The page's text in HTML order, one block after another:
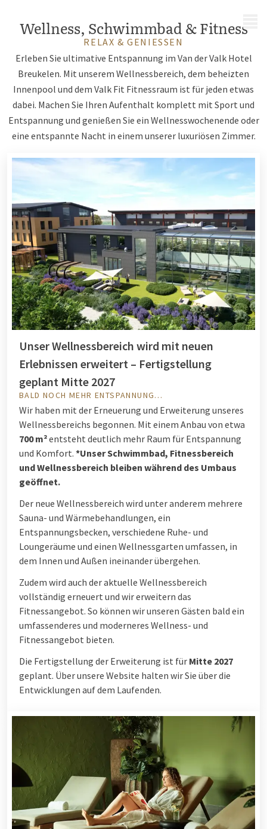
Wellness, Schwimmbad & Fitness
RELAX & GENIESSEN
Erleben Sie ultimative Entspannung im Van der Valk Hotel
Breukelen. Mit unserem Wellnessbereich, dem beheizten
Innenpool und dem Valk Fit Fitnessraum ist für jeden etwas
dabei. Machen Sie Ihren Aufenthalt komplett mit Sport und
Entspannung und genießen Sie ein Wellnesswochenende oder
eine entspannte Nacht in einem unserer luxuriösen Zimmer.
Unser Wellnessbereich wird mit neuen
Erlebnissen erweitert – Fertigstellung
geplant Mitte 2027
BALD NOCH MEHR ENTSPANNUNG…
Wir haben mit der Erneuerung und Erweiterung unseres
Wellnessbereichs begonnen. Mit einem Anbau von etwa
700 m²entsteht deutlich mehr Raum für Entspannung
und Komfort. *Unser Schwimmbad, Fitnessbereich
und Wellnessbereich bleiben während des Umbaus
geöffnet.
Der neue Wellnessbereich wird unter anderem mehrere
Sauna- und Wärmebehandlungen, ein
Entspannungsbecken, verschiedene Ruhe- und
Loungeräume und einen Wellnessgarten umfassen, in
dem Innen und Außen ineinander übergehen.
Zudem wird auch der aktuelle Wellnessbereich
vollständig erneuert und wir erweitern das
Fitnessangebot. So können wir unseren Gästen bald ein
umfassenderes und moderneres Wellness- und
Fitnessangebot bieten.
Die Fertigstellung der Erweiterung ist für Mitte 2027
geplant. Über unsere Website halten wir Sie über die
Entwicklungen auf dem Laufenden.